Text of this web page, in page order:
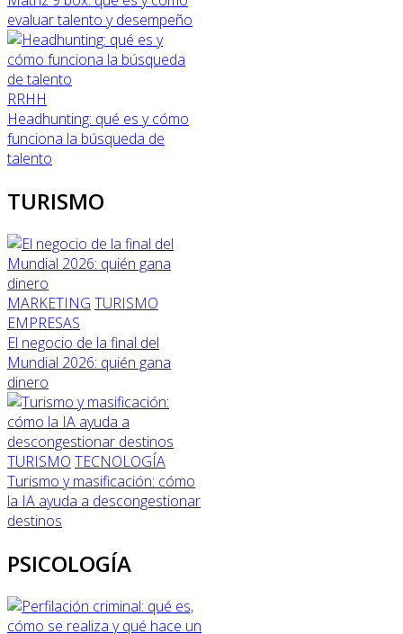
evaluar talento y desempeño
RRHH
Headhunting: qué es y cómo
funciona la búsqueda de
talento
TURISMO
MARKETING TURISMO
EMPRESAS
El negocio de la final del
Mundial 2026: quién gana
dinero
TURISMO TECNOLOGÍA
Turismo y masificación: cómo
la IA ayuda a descongestionar
destinos
PSICOLOGÍA